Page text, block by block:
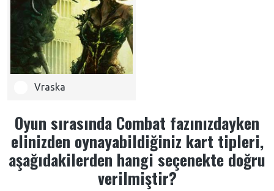
Vraska
Oyun sırasında Combat fazınızdayken
elinizden oynayabildiğiniz kart tipleri,
aşağıdakilerden hangi seçenekte doğru
verilmiştir?